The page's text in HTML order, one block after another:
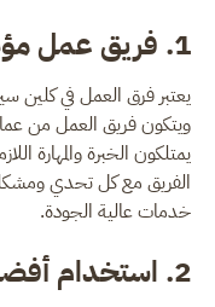
1. فريق عمل مؤهل ومتخصص
يعتبر فرق العمل في كلين
ويتكون فريق العمل من
يمتلكون الخبرة والمهارة
الفريق مع كل تحدي
خدمات عالية الجودة.
2. استخدام أفضل المعدات والتقنيات